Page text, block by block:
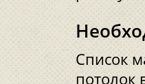
Список
потолок